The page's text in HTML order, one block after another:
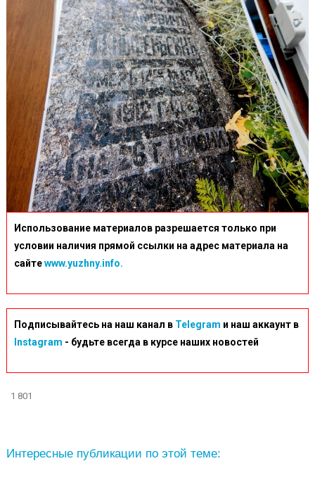
Использование материалов разрешается только при
условии наличия прямой ссылки на адрес материала на
сайтеwww.yuzhny.info.
Подписывайтесь на наш канал в Telegram и наш аккаунт в
Instagram - будьте всегда в курсе наших новостей
1 801
Интересные публикации по этой теме: